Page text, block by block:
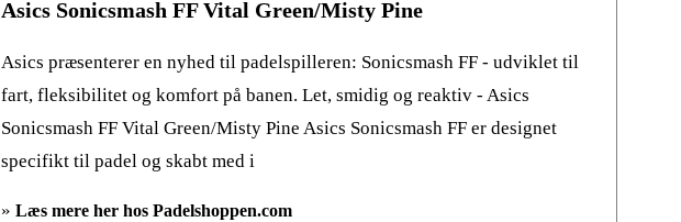
Asics Sonicsmash FF Vital Green/Misty Pine
Asics præsenterer en nyhed til padelspilleren: Sonicsmash FF - udviklet til
fart, fleksibilitet og komfort på banen. Let, smidig og reaktiv - Asics
Sonicsmash FF Vital Green/Misty Pine Asics Sonicsmash FF er designet
specifikt til padel og skabt med i
» Læs mere her hos Padelshoppen.com